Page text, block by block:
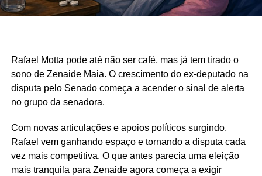
Rafael Motta pode até não ser café, mas já tem tirado o
sono de Zenaide Maia. O crescimento do ex-deputado na
disputa pelo Senado começa a acender o sinal de alerta
no grupo da senadora.
Com novas articulações e apoios políticos surgindo,
Rafael vem ganhando espaço e tornando a disputa cada
vez mais competitiva. O que antes parecia uma eleição
mais tranquila para Zenaide agora começa a exigir